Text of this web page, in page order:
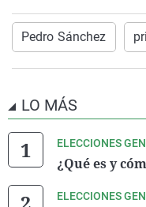
Pedro Sánchez
LO MÁS
ELECCIONES
¿Qué es y
ELECCIONES